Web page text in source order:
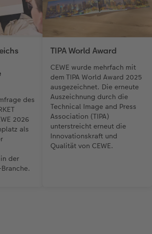
des
2026
als
der
TIPA World Award
CEWE wurde mehrfach mit
dem TIPA World Award 2025
ausgezeichnet. Die erneute
Auszeichnung durch die
Technical Image and Press
Association (TIPA)
unterstreicht erneut die
Innovationskraft und
Qualität von CEWE.